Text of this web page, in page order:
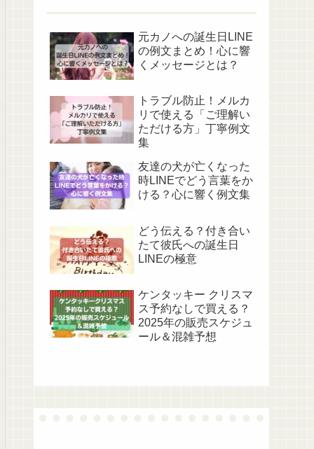
元カノへの誕生日LINE
の例文まとめ！心に響
くメッセージとは？
トラブル防止！メルカ
リで使える「ご理解い
ただける方」丁寧例文
集
友達の犬が亡くなった
時LINEでどう言葉をか
ける？心に響く例文集
どう伝える？付き合い
たて彼氏への誕生日
LINEの極意
ケンタッキー クリスマ
ス予約なしで買える？
2025年の販売スケジュ
ール＆混雑予想